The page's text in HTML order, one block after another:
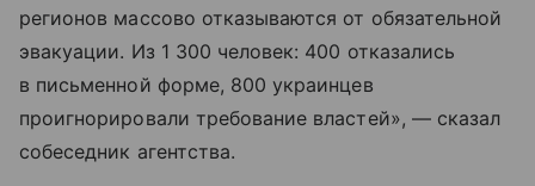
регионов массово отказываются от обязательной
эвакуации. Из 1 300 человек: 400 отказались
в письменной форме, 800 украинцев
проигнорировали требование властей», — сказал
собеседник агентства.